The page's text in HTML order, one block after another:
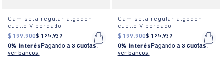
Camiseta regular algodón
cuello V bordado
$ 199.900$ 125.937
0% Interés Pagando a 3 cuotas.
ver bancos.
Camiseta regular algodón
cuello V bordado
$ 199.900$ 125.937
0% Interés Pagando a 3 cuotas.
ver bancos.